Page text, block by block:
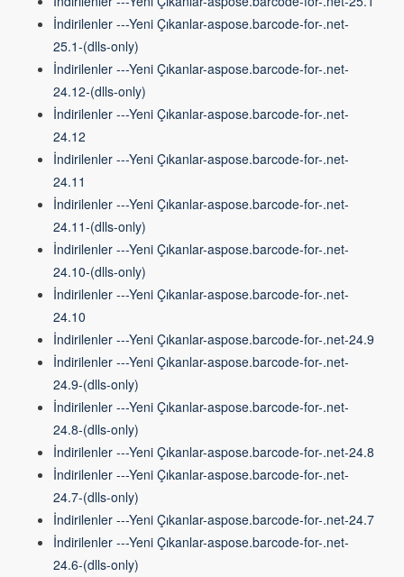
İndirilenler ---Yeni Çıkanlar-aspose.barcode-for-.net-
25.1-(dlls-only)
İndirilenler ---Yeni Çıkanlar-aspose.barcode-for-.net-
24.12-(dlls-only)
İndirilenler ---Yeni Çıkanlar-aspose.barcode-for-.net-
24.12
İndirilenler ---Yeni Çıkanlar-aspose.barcode-for-.net-
24.11
İndirilenler ---Yeni Çıkanlar-aspose.barcode-for-.net-
24.11-(dlls-only)
İndirilenler ---Yeni Çıkanlar-aspose.barcode-for-.net-
24.10-(dlls-only)
İndirilenler ---Yeni Çıkanlar-aspose.barcode-for-.net-
24.10
İndirilenler ---Yeni Çıkanlar-aspose.barcode-for-.net-24.9
İndirilenler ---Yeni Çıkanlar-aspose.barcode-for-.net-
24.9-(dlls-only)
İndirilenler ---Yeni Çıkanlar-aspose.barcode-for-.net-
24.8-(dlls-only)
İndirilenler ---Yeni Çıkanlar-aspose.barcode-for-.net-24.8
İndirilenler ---Yeni Çıkanlar-aspose.barcode-for-.net-
24.7-(dlls-only)
İndirilenler ---Yeni Çıkanlar-aspose.barcode-for-.net-24.7
İndirilenler ---Yeni Çıkanlar-aspose.barcode-for-.net-
24.6-(dlls-only)